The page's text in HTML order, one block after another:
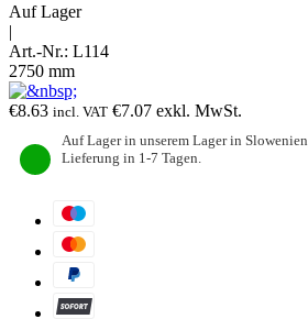
Auf Lager
|
Art.-Nr.: L114
2750 mm
€8.63 incl. VAT €7.07 exkl. MwSt.
Auf Lager in unserem Lager in Slowenien,
Lieferung in 1-7 Tagen.